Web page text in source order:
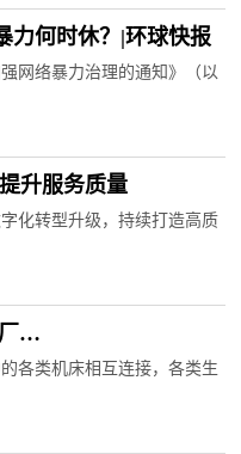
力何时休？|环球快报
网络暴力治理的通知》（以
升服务质量
化转型升级，持续打造高质
各类机床相互连接，各类生